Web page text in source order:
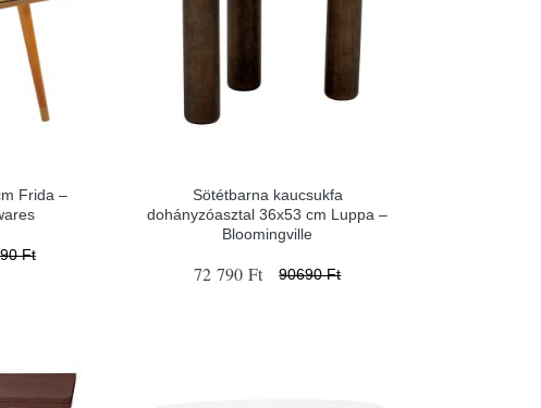
Frida –
Ft
Sötétbarna kaucsukfa
dohányzóasztal 36x53 cm Luppa –
Bloomingville
72 790 Ft 90690 Ft